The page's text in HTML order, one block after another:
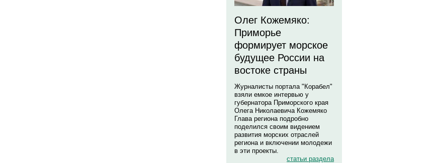
Олег Кожемяко:
Приморье
формирует морское
будущее России на
востоке страны
Журналисты портала "Корабел"
взяли емкое интервью у
губернатора Приморского края
Олега Николаевича Кожемяко
Глава региона подробно
поделился своим видением
развития морских отраслей
региона и включении молодежи
в эти проекты.
статьи раздела